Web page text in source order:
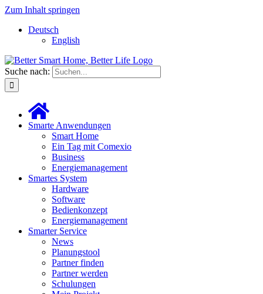
Zum Inhalt springen
Deutsch
English
Suche nach:
Smarte Anwendungen
Smart Home
Ein Tag mit Comexio
Business
Energiemanagement
Smartes System
Hardware
Software
Bedienkonzept
Energiemanagement
Smarter Service
News
Planungstool
Partner finden
Partner werden
Schulungen